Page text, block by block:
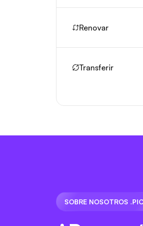
Renovar
Transferir
SOBRE NOSOTROS